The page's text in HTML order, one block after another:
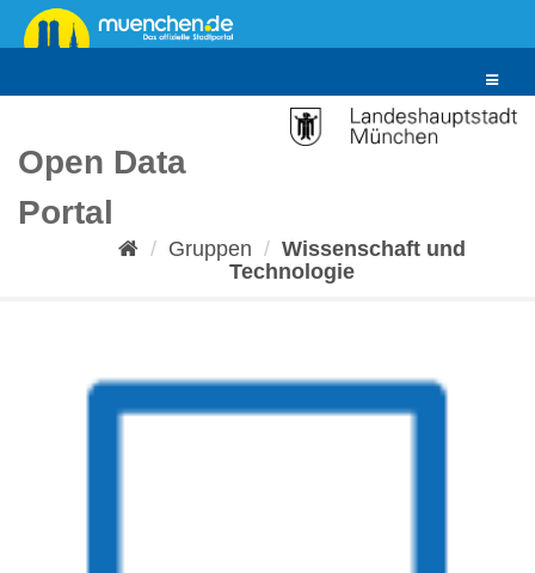
Überspringen
zum
Toggle
Open Data
Portal
Gruppen
Wissenschaft und
Technologie